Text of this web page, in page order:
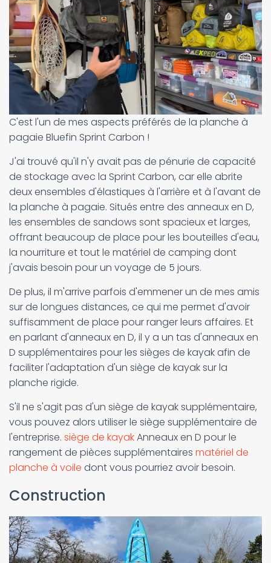
C'est l'un de mes aspects préférés de la planche à
pagaie Bluefin Sprint Carbon !
J'ai trouvé qu'il n'y avait pas de pénurie de capacité
de stockage avec la Sprint Carbon, car elle abrite
deux ensembles d'élastiques à l'arrière et à l'avant de
la planche à pagaie. Situés entre des anneaux en D,
les ensembles de sandows sont spacieux et larges,
offrant beaucoup de place pour les bouteilles d'eau,
la nourriture et tout le matériel de camping dont
j'avais besoin pour un voyage de 5 jours.
De plus, il m'arrive parfois d'emmener un de mes amis
sur de longues distances, ce qui me permet d'avoir
suffisamment de place pour ranger leurs affaires. Et
en parlant d'anneaux en D, il y a un tas d'anneaux en
D supplémentaires pour les sièges de kayak afin de
faciliter l'adaptation d'un siège de kayak sur la
planche rigide.
S'il ne s'agit pas d'un siège de kayak supplémentaire,
vous pouvez alors utiliser le siège supplémentaire de
l'entreprise. siège de kayakAnneaux en D pour le
rangement de pièces supplémentaires matériel de
planche à voile dont vous pourriez avoir besoin.
Construction